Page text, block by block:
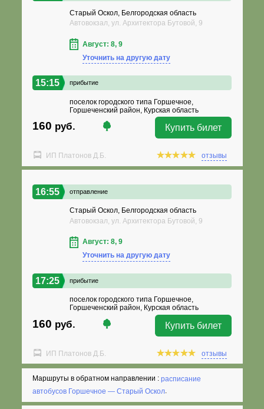
Старый Оскол, Белгородская область
Автовокзал, ул. Архитектора Бутовой, 9
Август: 8, 9
Уточнить на другую дату
15:15 прибытие
поселок городского типа Горшечное,
Горшеченский район, Курская область
160 руб. Купить билет
ИП Платонов Д.Б. отзывы
16:55 отправление
Старый Оскол, Белгородская область
Автовокзал, ул. Архитектора Бутовой, 9
Август: 8, 9
Уточнить на другую дату
17:25 прибытие
поселок городского типа Горшечное,
Горшеченский район, Курская область
160 руб. Купить билет
ИП Платонов Д.Б. отзывы
Маршруты в обратном направлении :расписание
автобусов Горшечное — Старый Оскол.